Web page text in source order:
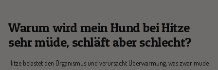
Warum wird mein Hund bei Hitze
sehr müde, schläft aber schlecht?
Hitze belastet den Organismus und verursacht Überwärmung, was zwar müde